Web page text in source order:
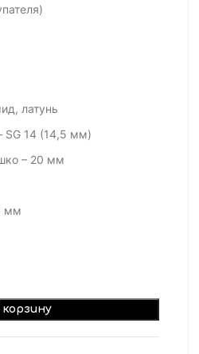
латунь
SG 14 (14,5 мм)
– 20 мм
мм